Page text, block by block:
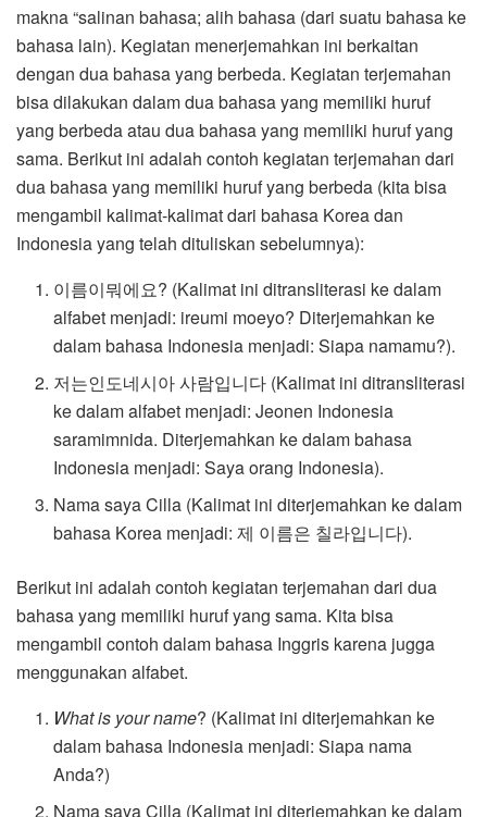
makna “salinan bahasa; alih bahasa (dari suatu bahasa ke
bahasa lain). Kegiatan menerjemahkan ini berkaitan
dengan dua bahasa yang berbeda. Kegiatan terjemahan
bisa dilakukan dalam dua bahasa yang memiliki huruf
yang berbeda atau dua bahasa yang memiliki huruf yang
sama. Berikut ini adalah contoh kegiatan terjemahan dari
dua bahasa yang memiliki huruf yang berbeda (kita bisa
mengambil kalimat-kalimat dari bahasa Korea dan
Indonesia yang telah dituliskan sebelumnya):
이름이뭐에요? (Kalimat ini ditransliterasi ke dalam
alfabet menjadi: ireumi moeyo? Diterjemahkan ke
dalam bahasa Indonesia menjadi: Siapa namamu?).
저는인도네시아 사람입니다 (Kalimat ini ditransliterasi
ke dalam alfabet menjadi: Jeonen Indonesia
saramimnida. Diterjemahkan ke dalam bahasa
Indonesia menjadi: Saya orang Indonesia).
Nama saya Cilla (Kalimat ini diterjemahkan ke dalam
bahasa Korea menjadi: 제 이름은 칠라입니다).
Berikut ini adalah contoh kegiatan terjemahan dari dua
bahasa yang memiliki huruf yang sama. Kita bisa
mengambil contoh dalam bahasa Inggris karena jugga
menggunakan alfabet.
What is your name? (Kalimat ini diterjemahkan ke
dalam bahasa Indonesia menjadi: Siapa nama
Anda?)
Nama saya Cilla (Kalimat ini diterjemahkan ke dalam